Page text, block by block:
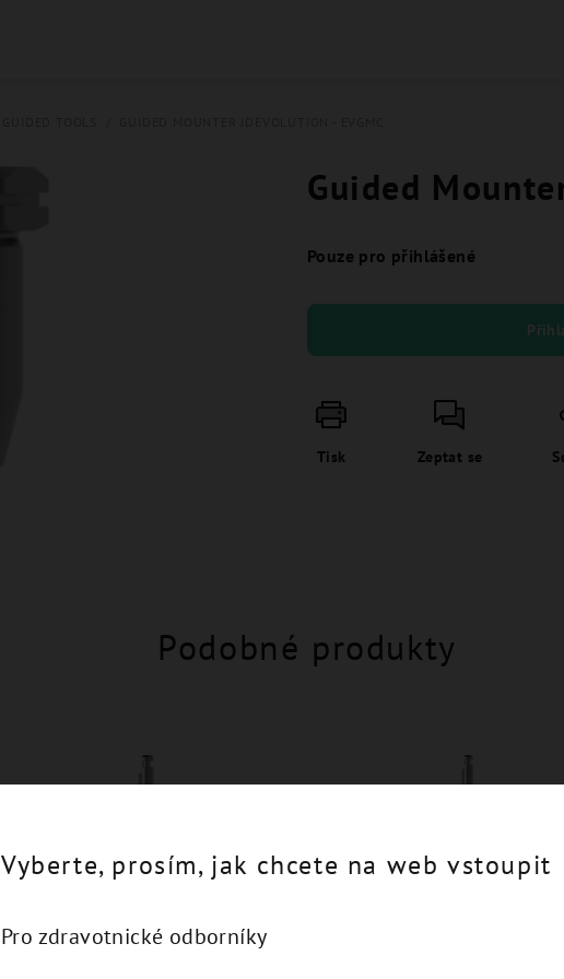
Guided
Pouze pro přihlášené
Tisk Zeptat se
Podobné produkty
Vyberte, prosím, jak chcete na web vstoupit
Pro zdravotnické odborníky